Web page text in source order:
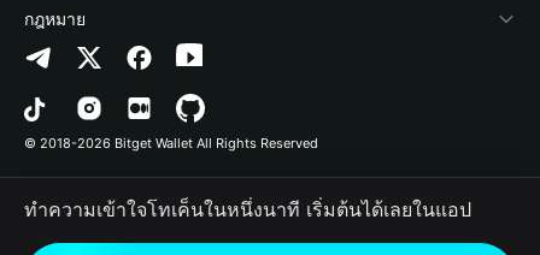
ติดต่อเรา
ทรัพยากรข้อมูลของแบรนด์
อาชีพ
Altcoin Season Index
Prediction Markets
DApp
RWA
ลิสต์โปรเจกต์
การตรวจจับการอนุญาต
การตรวจจับสัญญา
การโอนเป็นชุด
Arbitrum
Avalanche
Bitcoin
Polygon
กฎหมาย
นโยบายความเป็นส่วนตัว
ข้อตกลงในการใช้บริการ
© 2018-2026 Bitget Wallet All Rights Reserved
ทำความเข้าใจโทเค็นในหนึ่งนาที เริ่มต้นได้เลยในแอป